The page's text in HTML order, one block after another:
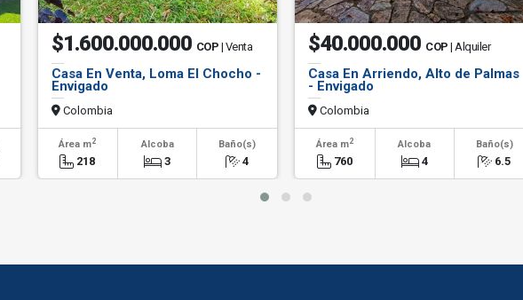
$1.600.000.000 COP | Venta
Casa En Venta, Loma El Chocho -
Envigado
Colombia
Área m2
218
Alcoba
3
Baño(s)
4
$40.000.000 COP | Alquiler
Casa En Arriendo, Alto de Palmas
- Envigado
Colombia
Área m2
760
Alcoba
4
Baño(s)
6.5